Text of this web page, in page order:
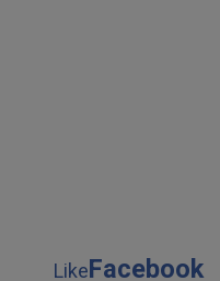
LikeFacebook